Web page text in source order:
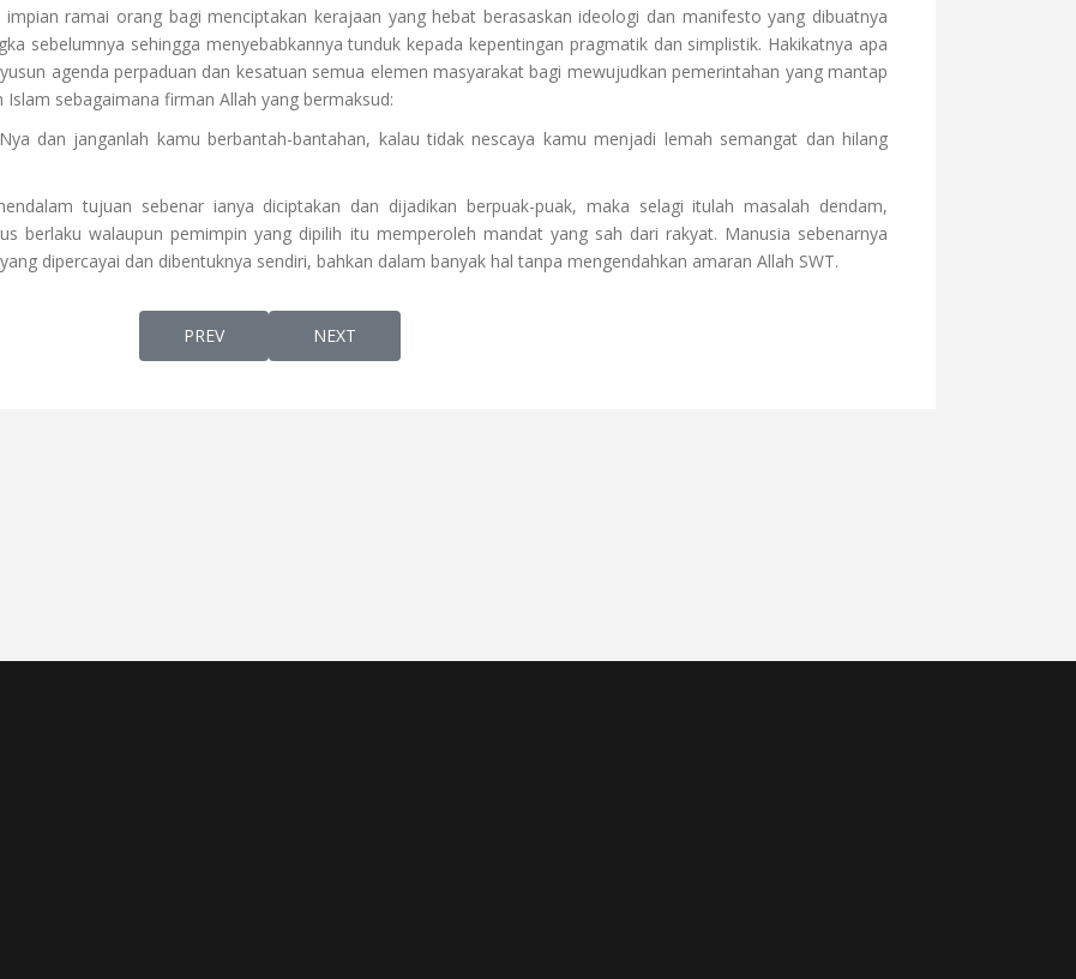
ramai orang bagi menciptakan kerajaan yang hebat berasaskan ideologi dan manifesto yang dibuatnya
sebelumnya sehingga menyebabkannya tunduk kepada kepentingan pragmatik dan simplistik. Hakikatnya apa
agenda perpaduan dan kesatuan semua elemen masyarakat bagi mewujudkan pemerintahan yang mantap
sebagaimana firman Allah yang bermaksud:
dan janganlah kamu berbantah-bantahan, kalau tidak nescaya kamu menjadi lemah semangat dan hilang
tujuan sebenar ianya diciptakan dan dijadikan berpuak-puak, maka selagi itulah masalah dendam,
berlaku walaupun pemimpin yang dipilih itu memperoleh mandat yang sah dari rakyat. Manusia sebenarnya
dipercayai dan dibentuknya sendiri, bahkan dalam banyak hal tanpa mengendahkan amaran Allah SWT.
PREVIOUS ARTICLE: PENGACAU NEGARA
PREV NEXT ARTICLE: BUKAN MUDAH MENGGANTI PEMIMPIN
NEXT